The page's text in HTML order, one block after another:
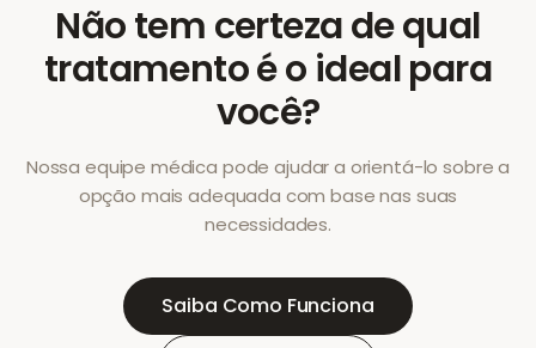
Não tem certeza de qual
tratamento é o ideal para
você?
Nossa equipe médica pode ajudar a orientá-lo sobre a
opção mais adequada com base nas suas
necessidades.
Saiba Como Funciona